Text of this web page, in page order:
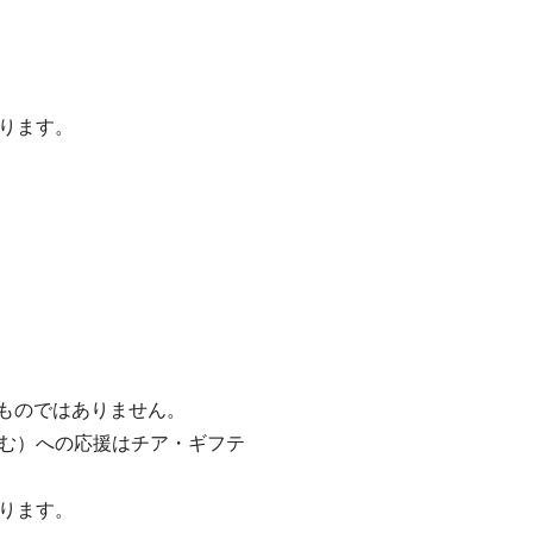
す。
ではありません。
）への応援はチア・ギフテ
す。